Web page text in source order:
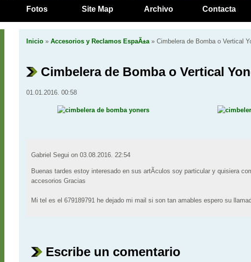
Fotos Site Map Archivo Contacta
Inicio» Accesorios y Reclamos EspaÃ±a» Cimbelera de Bomba o Vertical
Cimbelera de Bomba o Vertical
01.01.2016. 00:58
Gabriel Segui on 03.08.2016. 22:54
Buenas tardes estoy interesado en sus artÃ­culos soy particular y quisiera
accesorios Gracias
Mi tel es el 679189791 he dejado mi mail si son tan amables espero su
Escribe un comentario